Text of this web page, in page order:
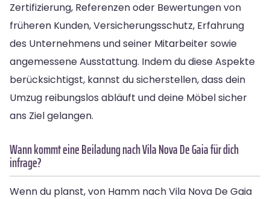
Zertifizierung, Referenzen oder Bewertungen von
früheren Kunden, Versicherungsschutz, Erfahrung
des Unternehmens und seiner Mitarbeiter sowie
angemessene Ausstattung. Indem du diese Aspekte
berücksichtigst, kannst du sicherstellen, dass dein
Umzug reibungslos abläuft und deine Möbel sicher
ans Ziel gelangen.
Wann kommt eine Beiladung nach Vila Nova De Gaia für dich
infrage?
Wenn du planst, von Hamm nach Vila Nova De Gaia